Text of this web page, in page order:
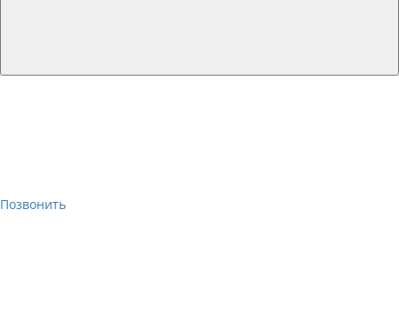
Позвонить